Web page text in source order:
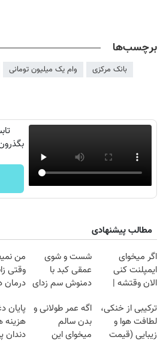
برچسب‌ها
بانک مرکزی وام یک میلیون تومانی
مطالب پیشنهادی
اگر میخوای
ایمپلنت کنی
الان وقتشه |
میلیون تومان!!!
شست و شوی
عمقی کبد با
دمنوش سم زدای
من
وقتی
درمان
تحمل
ترکیبی از خنکی،
لطافت هوا و
زیبایی (قیمت
اگه عمر طولانی و
بدن سالم
میخوای این
پایان
هزینه
دندان